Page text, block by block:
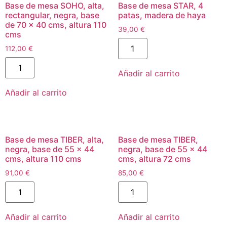
Base de mesa SOHO, alta,
rectangular, negra, base
de 70 x 40 cms, altura 110
cms
112,00 €
Añadir al carrito
Base de mesa STAR, 4
patas, madera de haya
39,00 €
Añadir al carrito
Base de mesa TIBER, alta,
negra, base de 55 x 44
cms, altura 110 cms
91,00 €
Añadir al carrito
Base de mesa TIBER,
negra, base de 55 x 44
cms, altura 72 cms
85,00 €
Añadir al carrito